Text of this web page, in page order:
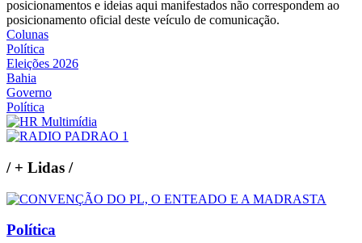
posicionamentos e ideias aqui manifestados não correspondem ao
posicionamento oficial deste veículo de comunicação.
Colunas
Política
Eleições 2026
Bahia
Governo
Política
/+ Lidas /
Política